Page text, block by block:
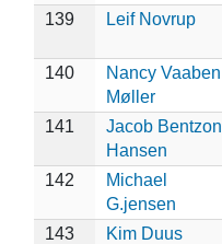
139 Leif Novrup
140
Nancy Vaaben
Møller
141
Jacob Bentzon
Hansen
142
Michael
G.jensen
143 Kim Duus